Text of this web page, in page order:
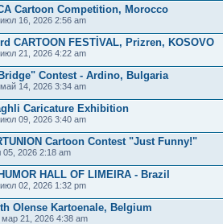
Cartoon Competition, Morocco
16, 2026 2:56 am
CARTOON FESTİVAL, Prizren, KOSOVO
21, 2026 4:22 am
Contest - Ardino, Bulgaria
14, 2026 3:34 am
Caricature Exhibition
09, 2026 3:40 am
Cartoon Contest "Just Funny!"
2026 2:18 am
HALL OF LIMEIRA - Brazil
02, 2026 1:32 pm
Olense Kartoenale, Belgium
21, 2026 4:38 am